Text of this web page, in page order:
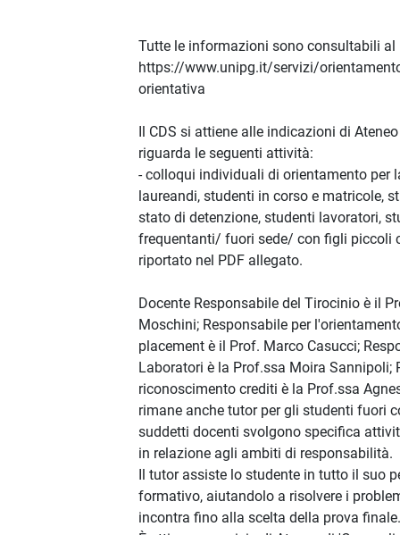
Tutte le informazioni sono consultabili al
https://www.unipg.it/servizi/
orientativa
Il CDS si attiene alle indicazioni di
riguarda le seguenti attività:
- colloqui individuali di orientamento per
laureandi, studenti in corso e matricole,
stato di detenzione, studenti lavoratori,
frequentanti/ fuori sede/ con figli piccoli
riportato nel PDF allegato.
Docente Responsabile del Tirocinio è il
Moschini; Responsabile per
placement è il Prof. Marco Casucci;
Laboratori è la Prof.ssa Moira Sannipoli;
riconoscimento crediti è la Prof.ssa
rimane anche tutor per gli studenti fuori
suddetti docenti svolgono specifica
in relazione agli ambiti di responsabilità.
Il tutor assiste lo studente in tutto il suo
formativo, aiutandolo a risolvere i
incontra fino alla scelta della prova finale.